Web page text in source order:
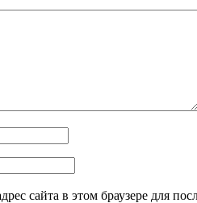
сайта в этом браузере для